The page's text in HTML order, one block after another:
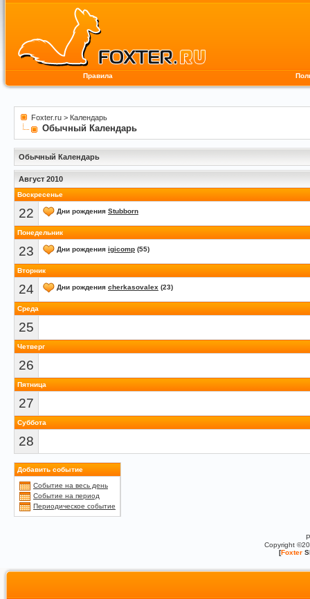
Правила
Foxter.ru > Календарь
Обычный Календарь
Обычный Календарь
Август 2010
Воскресенье
22 Дни рождения Stubborn
Понедельник
23 Дни рождения igicomp (55)
Вторник
24 Дни рождения сherkasovalex (23)
Среда
25
Четверг
26
Пятница
27
Суббота
28
Добавить событие
Событие на весь день
Событие на период
Периодическое событие
Copyright
[Foxter